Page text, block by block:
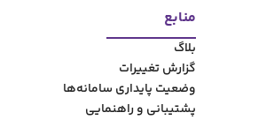
منابع
بلاگ
گزارش تغییرات
وضعیت پایداری سامانه‌‌ها
پشتیبانی و راهنمایی